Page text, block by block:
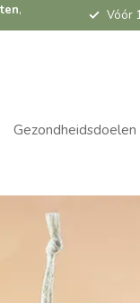
, Vóór
Gezondheidsdoelen